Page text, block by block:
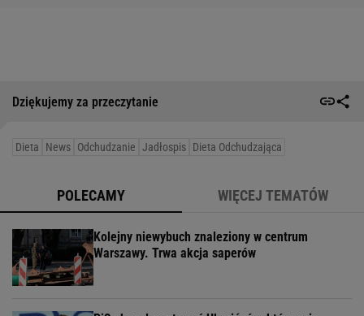
Dziękujemy za przeczytanie
Dieta News Odchudzanie Jadłospis Dieta Odchudzająca
POLECAMY WIĘCEJ TEMATÓW
Kolejny niewybuch znaleziony w centrum
Warszawy. Trwa akcja saperów